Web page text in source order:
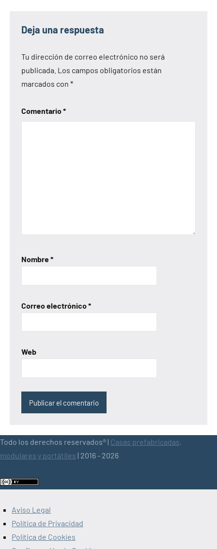
Deja una respuesta
Tu dirección de correo electrónico no será
publicada. Los campos obligatorios están
marcados con *
Comentario*
Nombre*
Correo electrónico*
Web
Todo los derechos reservados® | Casas prefabricadas,
modulares y portátiles | 2016 - 2026
Aviso Legal
Política de Privacidad
Política de Cookies